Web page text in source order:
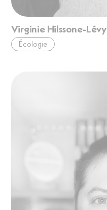
Virginie Hilssone-Lévy
Écologie